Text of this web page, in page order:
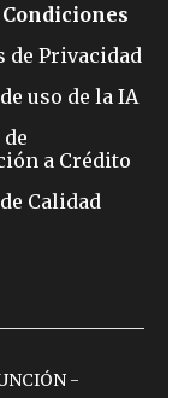
de Privacidad
uso de la IA
a Crédito
Calidad
-